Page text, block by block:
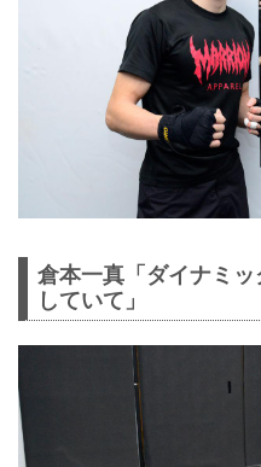
倉本一真「ダイナミ
していて」